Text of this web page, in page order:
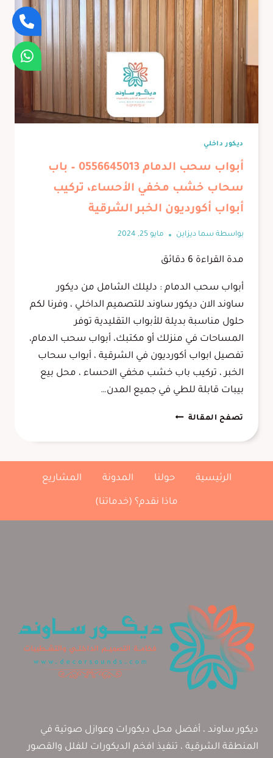
صوت
للبيبان
الظهران
ديكور داخلي
أبواب سحب الدمام 0556645013 – باب
سحاب خشب مخفي الأحساء، تركيب
أبواب أكورديون الخبر الشرقية
بواسطة سما ديزاين مايو 25, 2024
مدة القراءة دقائق
أبواب سحب الدمام : دليلك الشامل من ديكور
ساوند الان ديكور ساوند للتصميم الداخلي ، وفرنا لكم
حلول مناسبة بديلة للأبواب التقليدية توفر
المساحات في منزلك أو مكتبك، أبواب سحب الدمام،
تفصيل ابواب أكورديون في الشرقية ، أبواب سحاب
الخبر ، تركيب باب خشب مخفي الاحساء ، محل بيع
بيبات قابلة للطي في جميع المدن…
تصفح المقالةأبواب
الدمام
سحاب
الشرقية
الرئيسية حولنا المدونة المشاريع
ماذا نقدم؟ (خدماتنا)
ديكور ساوند ، أفضل محل ديكورات وعوازل صوتية في
المنطقة الشرقية ، تنفيذ افخم الديكورات للفلل والقصور